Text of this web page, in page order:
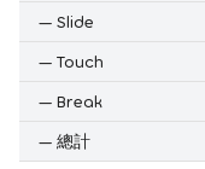
— Slide
— Touch
— Break
— 總計